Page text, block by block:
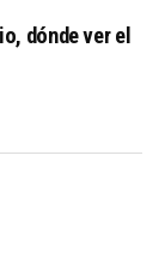
dónde ver el